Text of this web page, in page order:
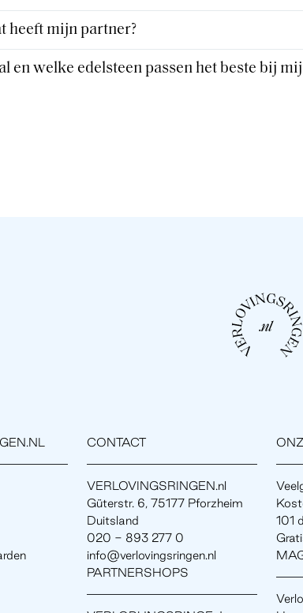
heeft mijn partner?
en welke edelsteen passen het beste bij
CONTACT
VERLOVINGSRINGEN.nl
Güterstr. 6, 75177 Pforzheim
Duitsland
020 - 893 277 0
info@verlovingsringen.nl
PARTNERSHOPS
101